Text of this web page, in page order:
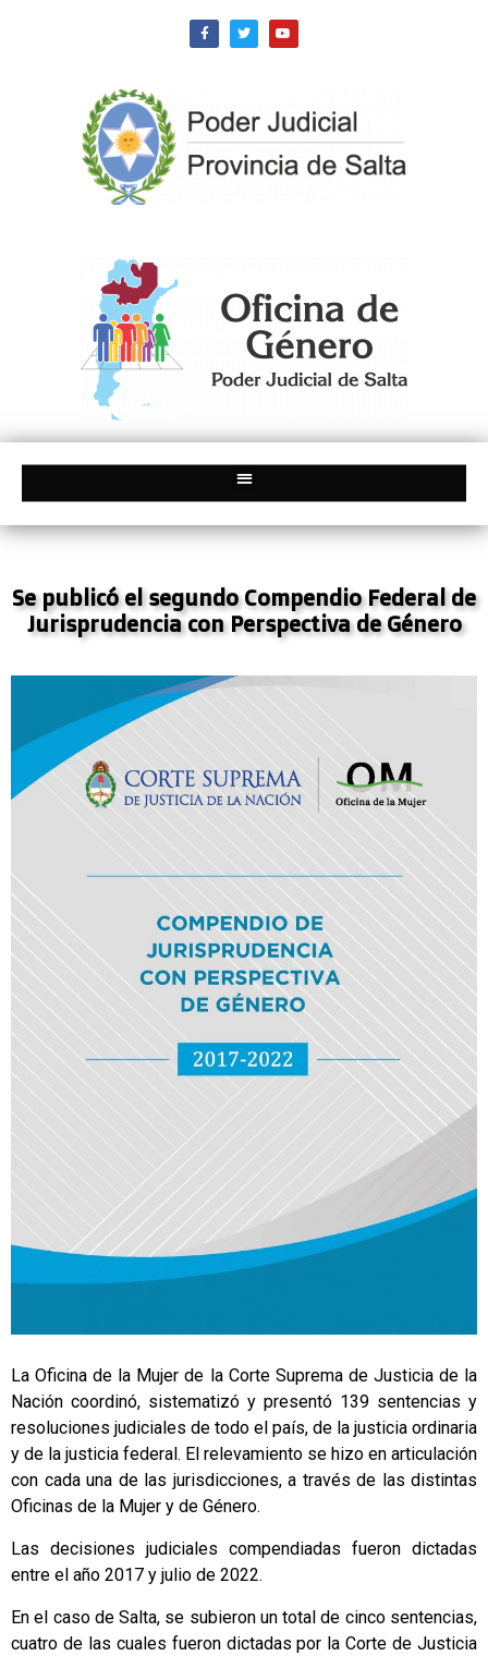
Se publicó el segundo Compendio Federal de
Jurisprudencia con Perspectiva de Género
La Oficina de la Mujer de la Corte Suprema de Justicia de la
Nación coordinó, sistematizó y presentó 139 sentencias y
resoluciones judiciales de todo el país, de la justicia ordinaria
y de la justicia federal. El relevamiento se hizo en articulación
con cada una de las jurisdicciones, a través de las distintas
Oficinas de la Mujer y de Género.
Las decisiones judiciales compendiadas fueron dictadas
entre el año 2017 y julio de 2022.
En el caso de Salta, se subieron un total de cinco sentencias,
cuatro de las cuales fueron dictadas por la Corte de Justicia